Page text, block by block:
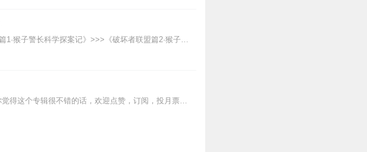
【适听年龄】7岁+《猴子警长科学探案记》系列《破坏者联盟篇1·猴子警长科学探案记》>>>《破坏者联盟篇2·猴子警长科学探案记》>>>《破坏者联盟篇3·猴子警长科...
大家好呀，我是库洛米，欢迎收听库洛米上学记（2）。如果你觉得这个专辑很不错的话，欢迎点赞，订阅，投月票和分享哦，如果你能加个关注，那就更好啦～赶快去收听吧！